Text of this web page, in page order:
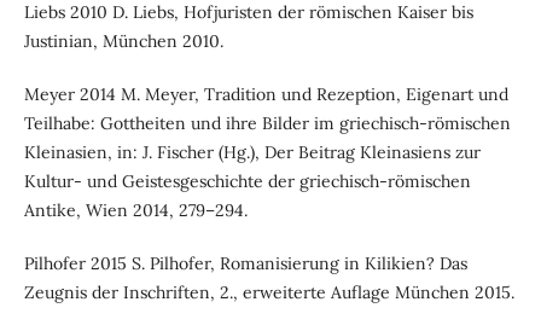
Liebs 2010 D. Liebs, Hofjuristen der römischen Kaiser bis
Justinian, München 2010.
Meyer 2014 M. Meyer, Tradition und Rezeption, Eigenart und
Teilhabe: Gottheiten und ihre Bilder im griechisch-römischen
Kleinasien, in: J. Fischer (Hg.), Der Beitrag Kleinasiens zur
Kultur- und Geistesgeschichte der griechisch-römischen
Antike, Wien 2014, 279–294.
Pilhofer 2015 S. Pilhofer, Romanisierung in Kilikien? Das
Zeugnis der Inschriften, 2., erweiterte Auflage München 2015.